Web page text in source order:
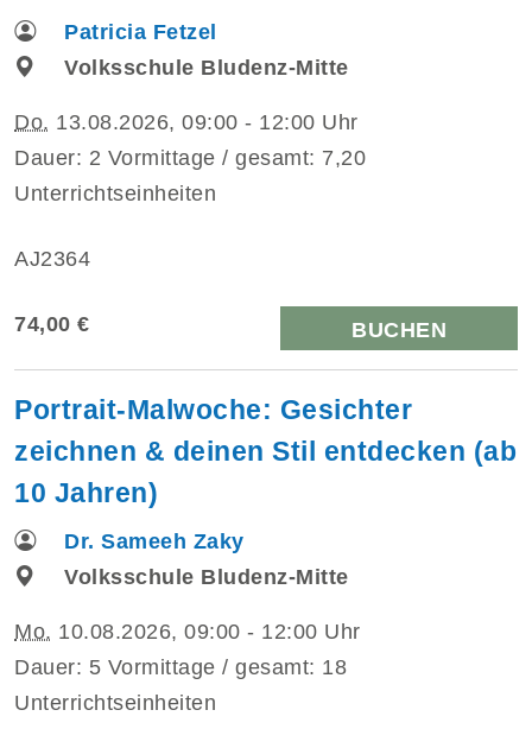
Patricia Fetzel
Volksschule Bludenz-Mitte
Do. 13.08.2026, 09:00 - 12:00 Uhr
Dauer: 2 Vormittage / gesamt: 7,20
Unterrichtseinheiten
AJ2364
74,00 € BUCHEN
Portrait-Malwoche: Gesichter
zeichnen & deinen Stil entdecken (ab
10 Jahren)
Dr. Sameeh Zaky
Volksschule Bludenz-Mitte
Mo. 10.08.2026, 09:00 - 12:00 Uhr
Dauer: 5 Vormittage / gesamt: 18
Unterrichtseinheiten